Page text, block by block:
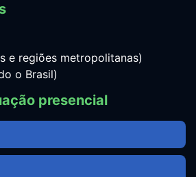
e regiões metropolitanas)
o Brasil)
presencial